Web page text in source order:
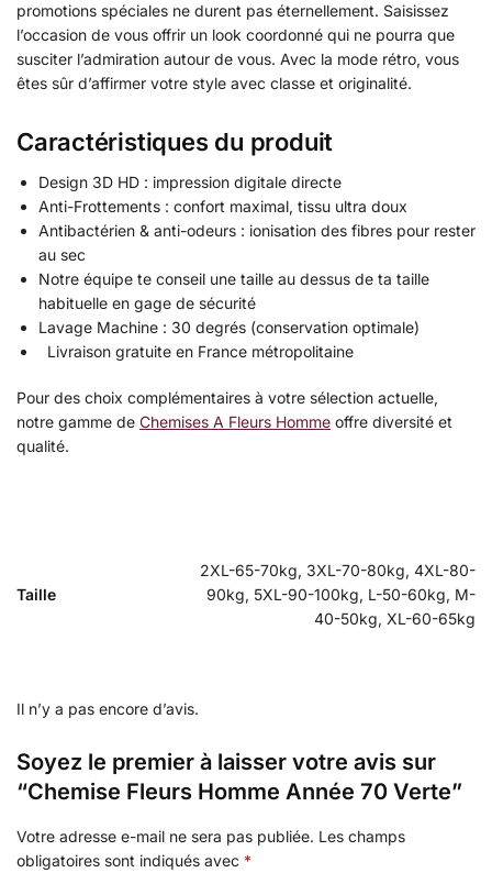
promotions spéciales ne durent pas éternellement. Saisissez
l’occasion de vous offrir un look coordonné qui ne pourra que
susciter l’admiration autour de vous. Avec la mode rétro, vous
êtes sûr d’affirmer votre style avec classe et originalité.
Caractéristiques du produit
Design 3D HD : impression digitale directe
Anti-Frottements : confort maximal, tissu ultra doux
Antibactérien & anti-odeurs : ionisation des fibres pour rester
au sec
Notre équipe te conseil une taille au dessus de ta taille
habituelle en gage de sécurité
Lavage Machine : 30 degrés (conservation optimale)
Livraison gratuite en France métropolitaine
Pour des choix complémentaires à votre sélection actuelle,
notre gamme de Chemises A Fleurs Homme offre diversité et
qualité.
Taille
2XL-65-70kg, 3XL-70-80kg, 4XL-80-
90kg, 5XL-90-100kg, L-50-60kg, M-
40-50kg, XL-60-65kg
Il n’y a pas encore d’avis.
Soyez le premier à laisser votre avis sur
“Chemise Fleurs Homme Année 70 Verte”
Votre adresse e-mail ne sera pas publiée. Les champs
obligatoires sont indiqués avec *